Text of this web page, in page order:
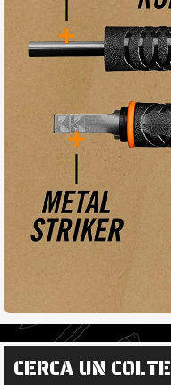
CERCA UN